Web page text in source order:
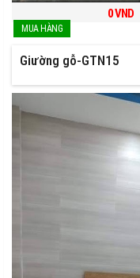
0VND
Giường gỗ-GTN15